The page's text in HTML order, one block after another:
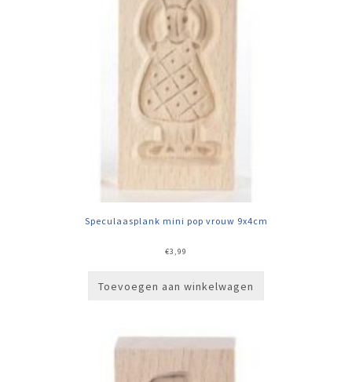
Speculaasplank mini pop vrouw 9x4cm
€3,99
Toevoegen aan winkelwagen